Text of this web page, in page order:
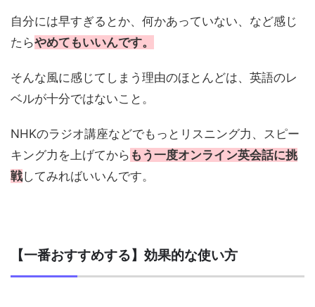
自分には早すぎるとか、何かあっていない、など感じ
たらやめてもいいんです。
そんな風に感じてしまう理由のほとんどは、英語のレ
ベルが十分ではないこと。
NHKのラジオ講座などでもっとリスニング力、スピー
キング力を上げてから もう一度オンライン英会話に挑
戦してみればいいんです。
【一番おすすめする】効果的な使い方